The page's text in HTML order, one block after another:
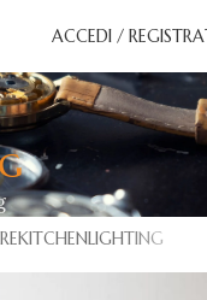
ACCEDI /
KITCHENLIGHTING